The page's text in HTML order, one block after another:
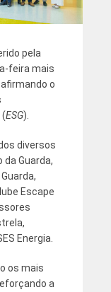
pela
feira mais
o
(ESG).
diversos
Guarda,
Escape
Energia.
os mais
a